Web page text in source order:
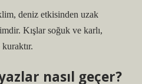
deniz etkisinden uzak
Kışlar soğuk ve karlı,
nasıl geçer?